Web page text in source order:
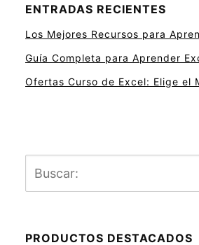
ENTRADAS RECIENTES
Los Mejores Recursos para
Guía Completa para Aprender
Ofertas Curso de Excel: Elige el
PRODUCTOS DESTACADOS